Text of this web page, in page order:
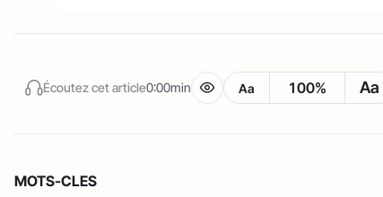
Écoutez cet article0:00min Aa 100% Aa
MOTS-CLES